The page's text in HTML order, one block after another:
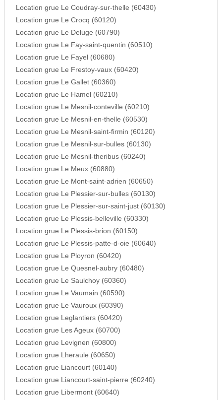
Location grue Le Coudray-sur-thelle (60430)
Location grue Le Crocq (60120)
Location grue Le Deluge (60790)
Location grue Le Fay-saint-quentin (60510)
Location grue Le Fayel (60680)
Location grue Le Frestoy-vaux (60420)
Location grue Le Gallet (60360)
Location grue Le Hamel (60210)
Location grue Le Mesnil-conteville (60210)
Location grue Le Mesnil-en-thelle (60530)
Location grue Le Mesnil-saint-firmin (60120)
Location grue Le Mesnil-sur-bulles (60130)
Location grue Le Mesnil-theribus (60240)
Location grue Le Meux (60880)
Location grue Le Mont-saint-adrien (60650)
Location grue Le Plessier-sur-bulles (60130)
Location grue Le Plessier-sur-saint-just (60130)
Location grue Le Plessis-belleville (60330)
Location grue Le Plessis-brion (60150)
Location grue Le Plessis-patte-d-oie (60640)
Location grue Le Ployron (60420)
Location grue Le Quesnel-aubry (60480)
Location grue Le Saulchoy (60360)
Location grue Le Vaumain (60590)
Location grue Le Vauroux (60390)
Location grue Leglantiers (60420)
Location grue Les Ageux (60700)
Location grue Levignen (60800)
Location grue Lheraule (60650)
Location grue Liancourt (60140)
Location grue Liancourt-saint-pierre (60240)
Location grue Libermont (60640)